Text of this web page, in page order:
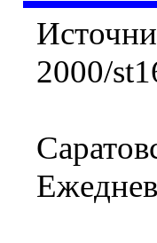
2000/